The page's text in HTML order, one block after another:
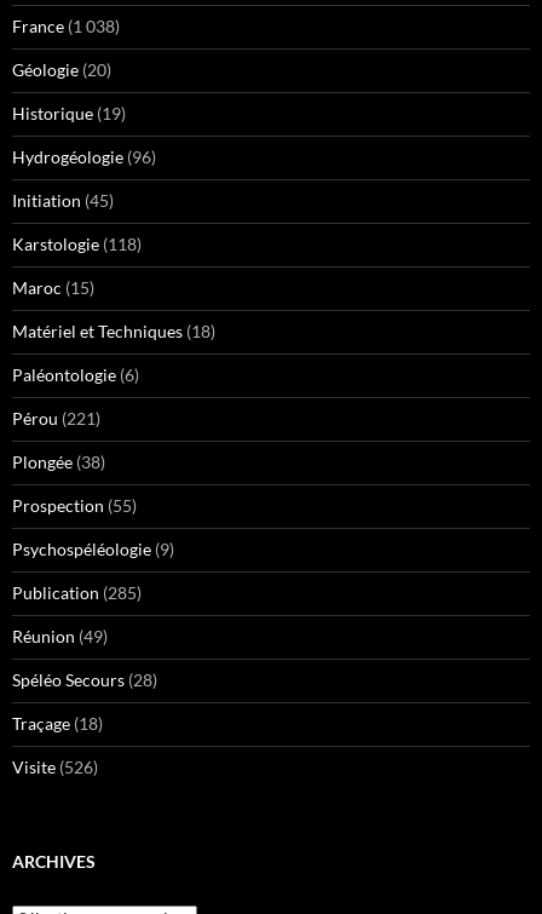
France (1 038)
Géologie (20)
Historique (19)
Hydrogéologie (96)
Initiation (45)
Karstologie (118)
Maroc (15)
Matériel et Techniques (18)
Paléontologie (6)
Pérou (221)
Plongée (38)
Prospection (55)
Psychospéléologie (9)
Publication (285)
Réunion (49)
Spéléo Secours (28)
Traçage (18)
Visite (526)
ARCHIVES